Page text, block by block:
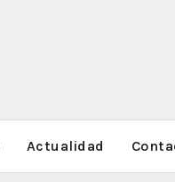
Actualidad